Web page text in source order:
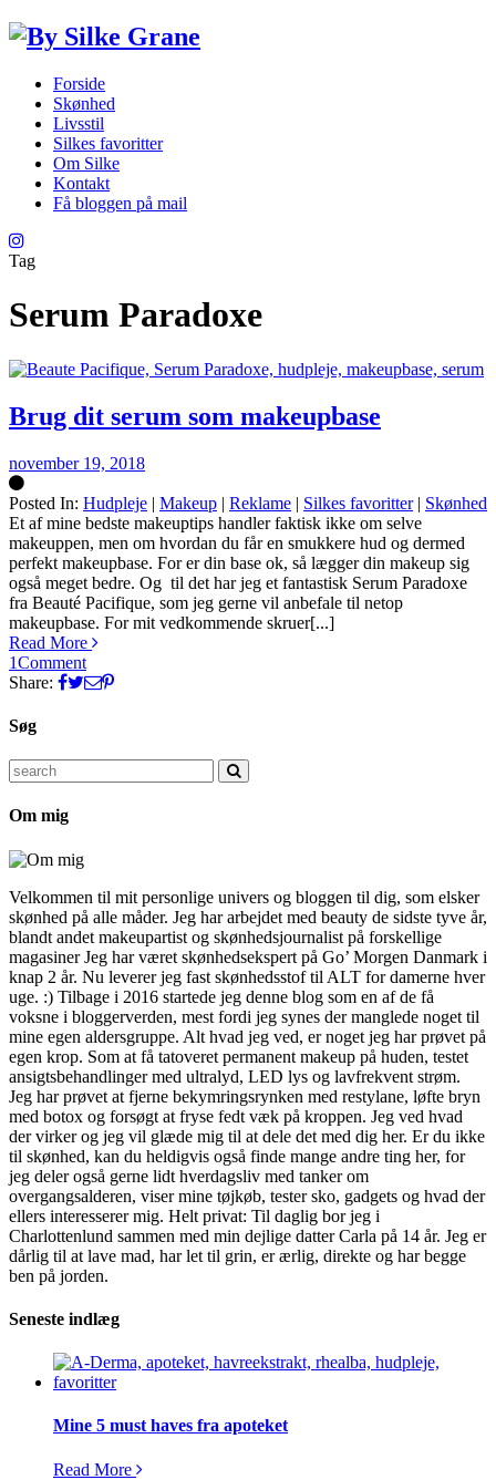
Forside
Skønhed
Livsstil
Silkes favoritter
Om Silke
Kontakt
Få bloggen på mail
Tag
Serum Paradoxe
Brug dit serum som makeupbase
november 19, 2018
Posted In: Hudpleje | Makeup | Reklame | Silkes favoritter| Skønhed
Silke
Et af mine bedste makeuptips handler faktisk ikke om selve
makeuppen, men om hvordan du får en smukkere hud og dermed
perfekt makeupbase. For er din base ok, så lægger din makeup sig
også meget bedre. Og til det har jeg et fantastisk Serum Paradoxe
fra Beauté Pacifique, som jeg gerne vil anbefale til netop
makeupbase. For mit vedkommende skruer[...]
Read More
1Comment
Share:
Søg
Search
for:
Om mig
Velkommen til mit personlige univers og bloggen til dig, som elsker
skønhed på alle måder. Jeg har arbejdet med beauty de sidste tyve år,
blandt andet makeupartist og skønhedsjournalist på forskellige
magasiner Jeg har været skønhedsekspert på Go’ Morgen Danmark i
knap 2 år. Nu leverer jeg fast skønhedsstof til ALT for damerne hver
uge. :) Tilbage i 2016 startede jeg denne blog som en af de få
voksne i bloggerverden, mest fordi jeg synes der manglede noget til
mine egen aldersgruppe. Alt hvad jeg ved, er noget jeg har prøvet på
egen krop. Som at få tatoveret permanent makeup på huden, testet
ansigtsbehandlinger med ultralyd, LED lys og lavfrekvent strøm.
Jeg har prøvet at fjerne bekymringsrynken med restylane, løfte bryn
med botox og forsøgt at fryse fedt væk på kroppen. Jeg ved hvad
der virker og jeg vil glæde mig til at dele det med dig her. Er du ikke
til skønhed, kan du heldigvis også finde mange andre ting her, for
jeg deler også gerne lidt hverdagsliv med tanker om
overgangsalderen, viser mine tøjkøb, tester sko, gadgets og hvad der
ellers interesserer mig. Helt privat: Til daglig bor jeg i
Charlottenlund sammen med min dejlige datter Carla på 14 år. Jeg er
dårlig til at lave mad, har let til grin, er ærlig, direkte og har begge
ben på jorden.
Seneste indlæg
Mine 5 must haves fra apoteket
Read More